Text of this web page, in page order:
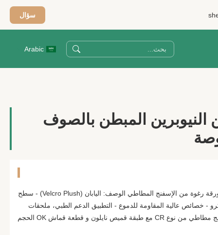
سؤال
Arabic
المبطن بالصوف
مادة مطاطية من النيوبرين CR ، ورقة رغوة من الإسفنج المطاطي الوصف: اليابان (Velcro Plush) - سطح
- خصائص عالية المقاومة للدموع - التطبيق الدعم الطبي، ملحقات
الحماية الرياضية، الخ صفيحة إسفنج مطاطي من نوع CR مع طبقة قميص نايلون و قطعة قماش OK الحجم